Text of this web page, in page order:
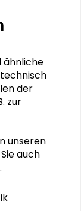
der
teil.
ähnliche
der
zur
unseren
auch